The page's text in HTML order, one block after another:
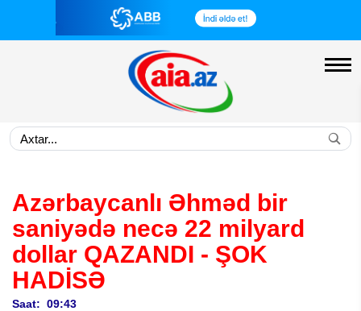
Azərbaycanlı Əhməd bir
saniyədə necə 22 milyard
dollar QAZANDI - ŞOK
HADİSƏ
Saat: 09:43